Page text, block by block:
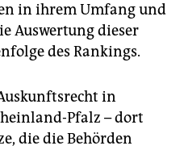
in ihrem Umfang und
Auswertung dieser
des Rankings.
in
Pfalz – dort
die die Behörden